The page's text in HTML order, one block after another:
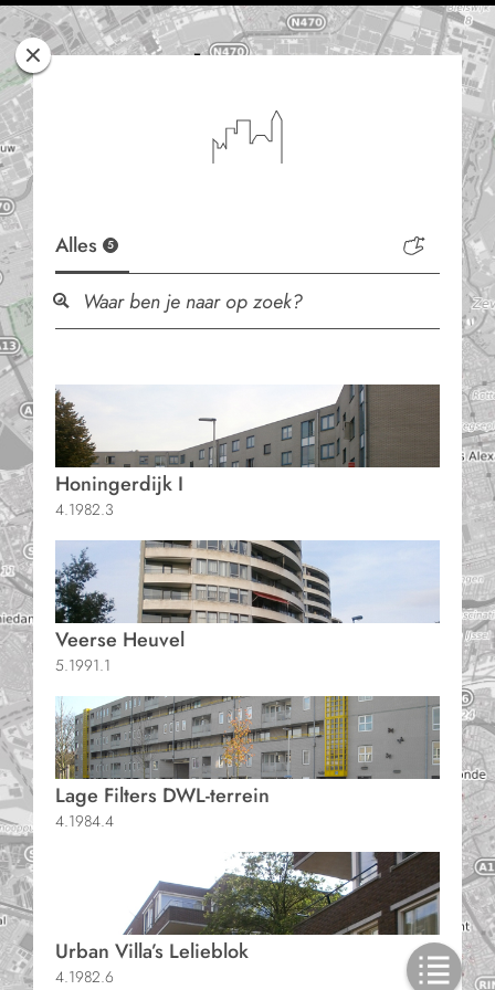
Rotterdam
Alles 5
Honingerdijk I
4.1982.3
Veerse Heuvel
5.1991.1
Lage Filters DWL-terrein
4.1984.4
Urban Villa’s Lelieblok
4.1982.6